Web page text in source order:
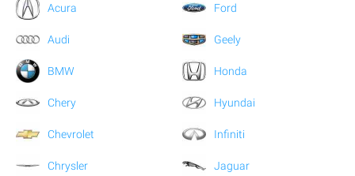
Acura
Audi
BMW
Chery
Chevrolet
Chrysler
Ford
Geely
Honda
Hyundai
Infiniti
Jaguar